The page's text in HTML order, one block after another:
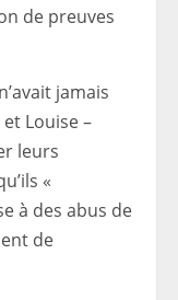
de preuves
jamais
Louise –
leurs
«
à des abus de
de